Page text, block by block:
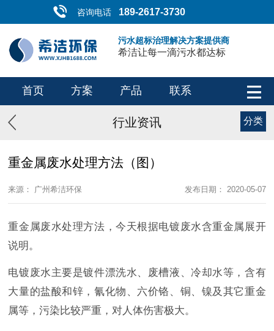
咨询电话 189-2617-3730
污水超标治理解决方案提供商
希洁让每一滴污水都达标
首页 方案 产品 联系
行业资讯 分类
重金属废水处理方法（图）
来源： 广州希洁环保 发布日期： 2020-05-07
重金属废水处理方法，今天根据电镀废水含重金属展开
说明。
电镀废水主要是镀件漂洗水、废槽液、冷却水等，含有
大量的盐酸和锌，氰化物、六价铬、铜、镍及其它重金
属等，污染比较严重，对人体伤害极大。